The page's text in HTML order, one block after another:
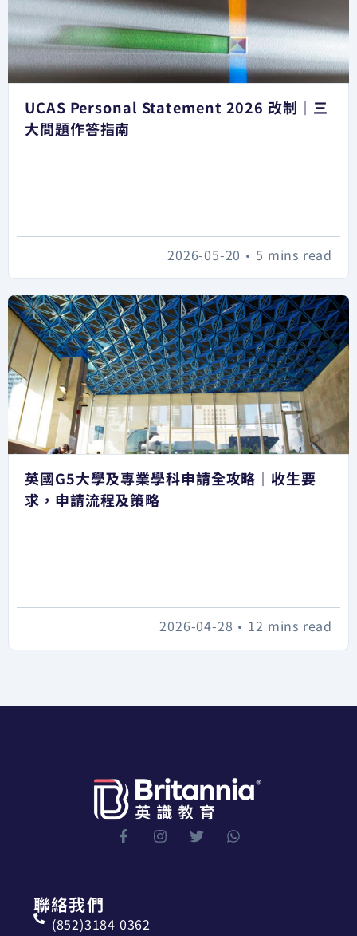
UCAS Personal Statement 2026 改制｜三
大問題作答指南
5 mins read
•
2026-05-20
英國G5大學及專業學科申請全攻略｜收生要
求，申請流程及策略
12 mins read
•
2026-04-28
聯絡我們
(852)3184 0362